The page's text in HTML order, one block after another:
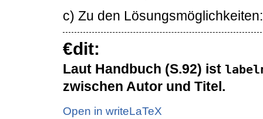
c) Zu den Lösungsmöglichkeiten:
€dit:
Laut Handbuch (S.92) ist
zwischen Autor und Titel.
Open in writeLaTeX